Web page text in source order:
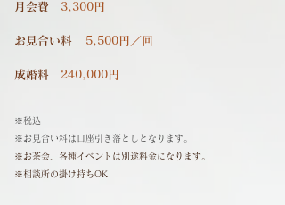
月会費 3,300円​
​お見合い料 5,500円／回
成婚料 240,000円
​※税込
※お見合い料は口座引き落としとなります。
※お茶会、各種イベントは別途料金になります。
※相談所の掛け持ちOK